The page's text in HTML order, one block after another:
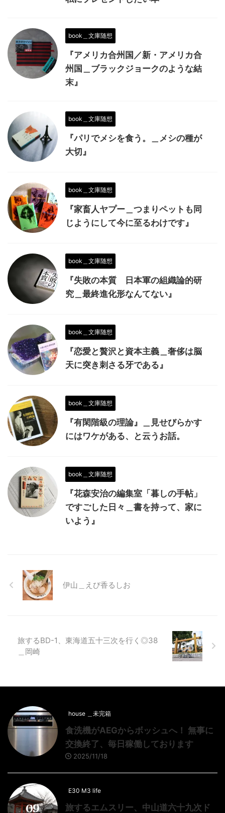
book＿文庫随想
『アメリカ合州国／新・アメリカ合
州国＿ブラックジョークのような結
末』
book＿文庫随想
『パリでメシを食う。＿メシの種が
大切』
book＿文庫随想
『家畜人ヤプー＿つまりペットも同
じようにして今に至るわけです』
book＿文庫随想
『失敗の本質 日本軍の組織論的研
究＿最終進化形なんてない』
book＿文庫随想
『恋愛と贅沢と資本主義＿奢侈は脳
天に突き刺さる牙である』
book＿文庫随想
『有閑階級の理論』＿見せびらかす
にはワケがある、と云うお話。
book＿文庫随想
『花森安治の編集室「暮しの手帖」
ですごした日々＿書を持って、家に
いよう』
伊山＿えび香るしお
旅するBD-1、東海道五十三次を行く◎38
＿岡崎
house ＿未完箱
食洗機がAEGからボッシュへ！ 無事に
交換終了、毎日稼働しております
2025/11/18
E30 M3 life
旅するエムスリー、中山道六十九次ド